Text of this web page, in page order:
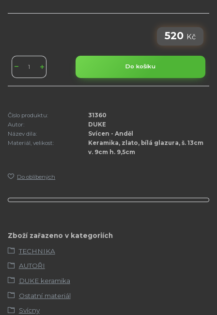
520 Kč
Do košíku
Číslo produktu:
31360
Autor:
DUKE
Název díla:
Svícen - Anděl
Materiál, velikost:
Keramika, zlato, bílá glazura, š. 13cm
v. 9cm h. 9,5cm
Do oblíbených
Zboží zařazeno v kategoriích
TECHNIKA
AUTOŘI
DUKE keramika
Ostatní materiál
Svícny